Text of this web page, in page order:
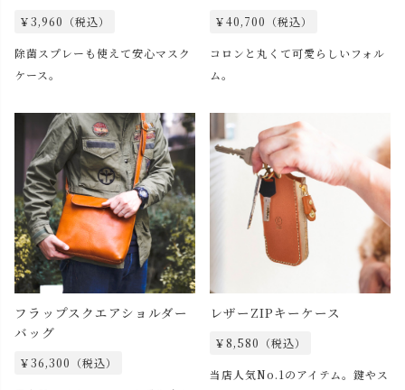
￥3,960（税込）
除菌スプレーも使えて安心マスク
ケース。
￥40,700（税込）
コロンと丸くて可愛らしいフォル
ム。
フラップスクエアショルダー
バッグ
￥36,300（税込）
レザーZIPキーケース
￥8,580（税込）
当店人気No.1のアイテム。鍵やス